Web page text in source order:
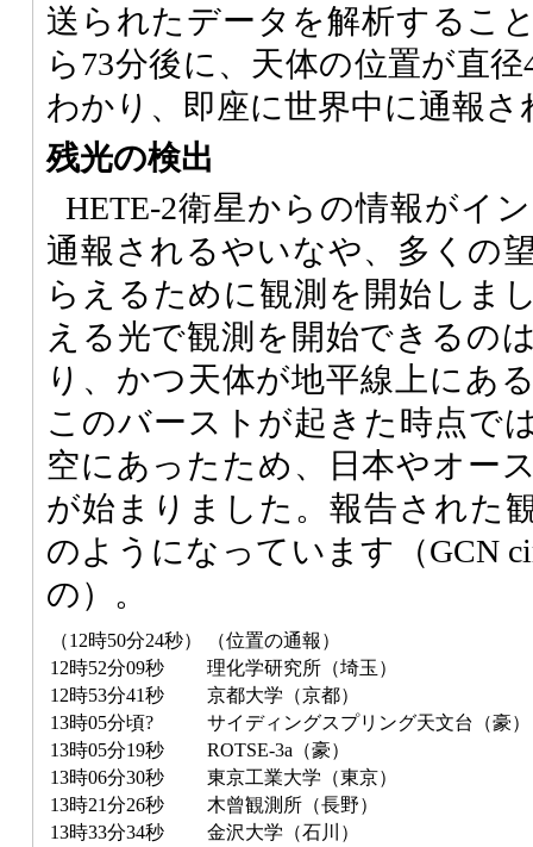
送られたデータを解析するこ
ら73分後に、天体の位置が直
わかり、即座に世界中に通報さ
残光の検出
HETE-2衛星からの情報がイ
通報されるやいなや、多くの
らえるために観測を開始しま
える光で観測を開始できるの
り、かつ天体が地平線上にあ
このバーストが起きた時点で
空にあったため、日本やオー
が始まりました。報告された
のようになっています（GCN
の）。
（12時50分24秒）
（位置の通報）
12時52分09秒
理化学研究所（埼玉）
12時53分41秒
京都大学（京都）
13時05分頃?
サイディングスプリング天文台（豪）
13時05分19秒
ROTSE-3a（豪）
13時06分30秒
東京工業大学（東京）
13時21分26秒
木曾観測所（長野）
13時33分34秒
金沢大学（石川）